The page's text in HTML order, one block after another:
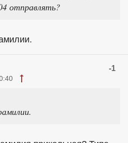
отправлять?
-1